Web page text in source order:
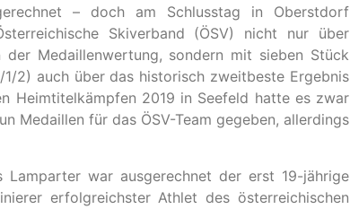
– doch am Schlusstag in Oberstdorf
Skiverband (ÖSV) nicht nur über
der Medaillenwertung, sondern mit sieben Stück
1/2) auch über das historisch zweitbeste Ergebnis
Heimtitelkämpfen 2019 in Seefeld hatte es zwar
Medaillen für das ÖSV-Team gegeben, allerdings
Lamparter war ausgerechnet der erst 19-jährige
erfolgreichster Athlet des österreichischen